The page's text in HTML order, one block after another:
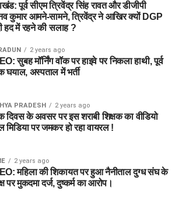
पूर्व सीएम त्रिवेंद्र सिंह रावत और डीजीपी
कुमार आमने-सामने, त्रिवेंद्र ने आखिर क्यों DGP
हद में रहने की सलाह ?
2 years ago
सुबह मॉर्निंग वॉक पर हाइवे पर निकला हाथी, पूर्व
घयाल, अस्पताल में भर्ती
PRADESH 2 years ago
दिवस के अवसर पर इस शराबी शिक्षक का वीडियो
मिडिया पर जमकर हो रहा वायरल !
2 years ago
महिला की शिकायत पर हुआ नैनीताल दुग्ध संघ के
पर मुकदमा दर्ज, दुष्कर्म का आरोप।